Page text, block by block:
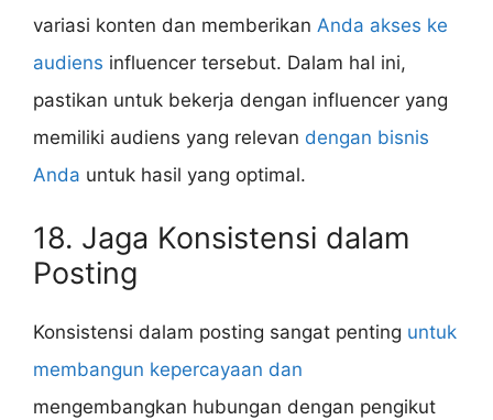
variasi konten dan memberikan Anda akses ke
audiens influencer tersebut. Dalam hal ini,
pastikan untuk bekerja dengan influencer yang
memiliki audiens yang relevan dengan bisnis
Anda untuk hasil yang optimal.
18. Jaga Konsistensi dalam
Posting
Konsistensi dalam posting sangat penting untuk
membangun kepercayaan dan
mengembangkan hubungan dengan pengikut